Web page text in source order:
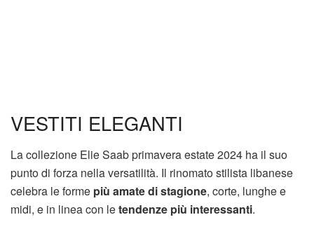
VESTITI ELEGANTI
La collezione Elie Saab primavera estate 2024 ha il suo
punto di forza nella versatilità. Il rinomato stilista libanese
celebra le forme più amate di stagione, corte, lunghe e
midi, e in linea con letendenze più interessanti.